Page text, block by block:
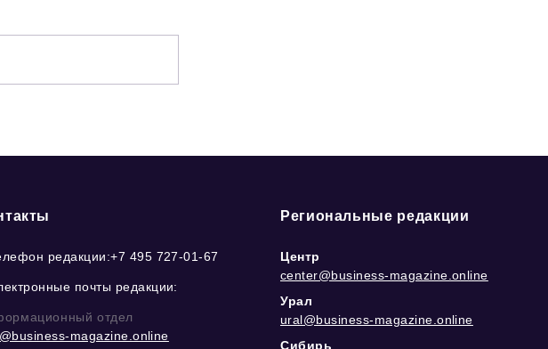
редакции:+7 495 727-01-67
почты редакции:
отдел
magazine.online
Региональные редакции
Центр
center@business-magazine.online
Урал
ural@business-magazine.online
Сибирь